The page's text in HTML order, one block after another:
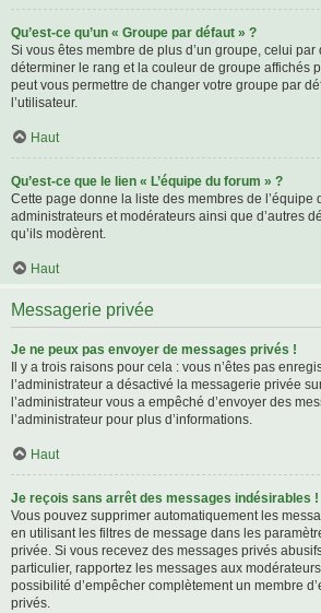
Qu’est-ce qu’un « Groupe par défaut » ?
Si vous êtes membre de plus d’un groupe, celui
déterminer le rang et la couleur de groupe affichés
peut vous permettre de changer votre groupe par
l’utilisateur.
Haut
Qu’est-ce que le lien « L’équipe du forum » ?
Cette page donne la liste des membres de l’équipe
administrateurs et modérateurs ainsi que d’autres
qu’ils modèrent.
Haut
Messagerie privée
Je ne peux pas envoyer de messages privés !
Il y a trois raisons pour cela : vous n’êtes pas
l’administrateur a désactivé la messagerie privée
l’administrateur vous a empêché d’envoyer des
l’administrateur pour plus d’informations.
Haut
Je reçois sans arrêt des messages indésirables !
Vous pouvez supprimer automatiquement les
en utilisant les filtres de message dans les
privée. Si vous recevez des messages privés
particulier, rapportez les messages aux
possibilité d’empêcher complètement un membre
privés.